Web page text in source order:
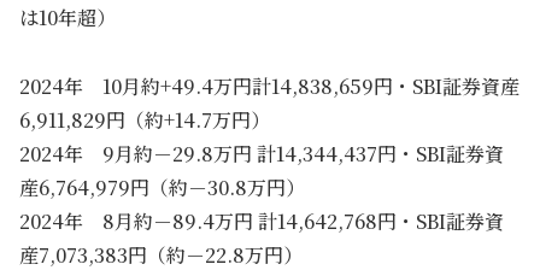
は10年超）
2024年 10月約+49.4万円計14,838,659円・SBI証券資産
6,911,829円（約+14.7万円）
2024年 9月約－29.8万円 計14,344,437円・SBI証券資
産6,764,979円（約－30.8万円）
2024年 8月約－89.4万円 計14,642,768円・SBI証券資
産7,073,383円（約－22.8万円）